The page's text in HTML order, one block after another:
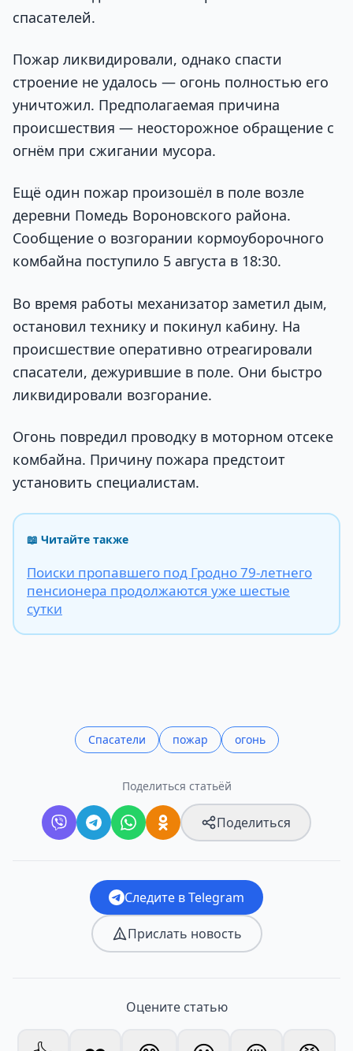
спасателей.
Пожар ликвидировали, однако спасти
строение не удалось — огонь полностью его
уничтожил. Предполагаемая причина
происшествия — неосторожное обращение с
огнём при сжигании мусора.
Ещё один пожар произошёл в поле возле
деревни Помедь Вороновского района.
Сообщение о возгорании кормоуборочного
комбайна поступило 5 августа в 18:30.
Во время работы механизатор заметил дым,
остановил технику и покинул кабину. На
происшествие оперативно отреагировали
спасатели, дежурившие в поле. Они быстро
ликвидировали возгорание.
Огонь повредил проводку в моторном отсеке
комбайна. Причину пожара предстоит
установить специалистам.
📖 Читайте также
Поиски пропавшего под Гродно 79-летнего
пенсионера продолжаются уже шестые
сутки
Спасатели пожар огонь
Поделиться статьёй
Поделиться
Следите в Telegram
Прислать новость
Оцените статью